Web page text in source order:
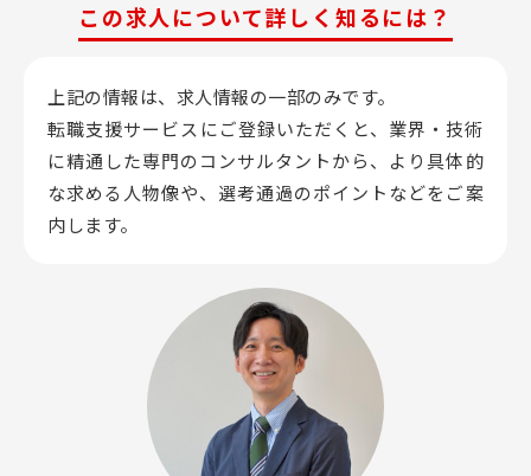
この求人について詳しく知るには？
上記の情報は、求人情報の一部のみです。
転職支援サービスにご登録いただくと、業界・技術
に精通した専門のコンサルタントから、 より具体的
な求める人物像や、選考通過のポイントなどをご案
内します。